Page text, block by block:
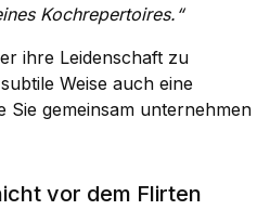
Kochrepertoires.“
ihre Leidenschaft zu
Weise auch eine
Sie gemeinsam unternehmen
vor dem Flirten